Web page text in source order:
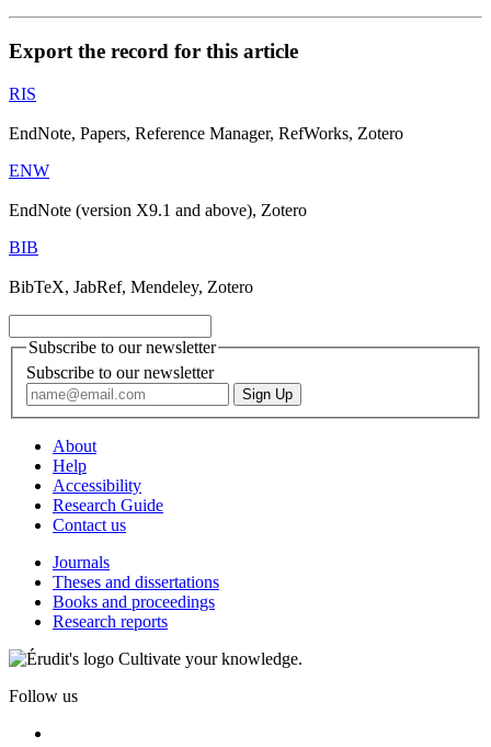
Export the record for this article
RIS
EndNote, Papers, Reference Manager, RefWorks, Zotero
ENW
EndNote (version X9.1 and above), Zotero
BIB
BibTeX, JabRef, Mendeley, Zotero
Subscribe to our newsletter
Subscribe to our newsletter
About
Help
Accessibility
Research Guide
Contact us
Journals
Theses and dissertations
Books and proceedings
Research reports
Cultivate your knowledge.
Follow us